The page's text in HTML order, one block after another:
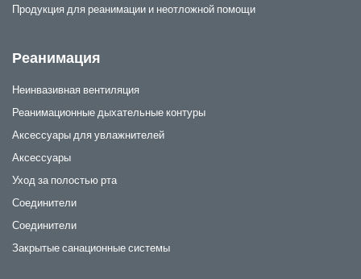
Продукция для реанимации и неотложной помощи
Реанимация
Неинвазивная вентиляция
Реанимационные дыхательные контуры
Аксессуары для увлажнителей
Аксессуары
Уход за полостью рта
Соединители
Соединители
Закрытые санационные системы